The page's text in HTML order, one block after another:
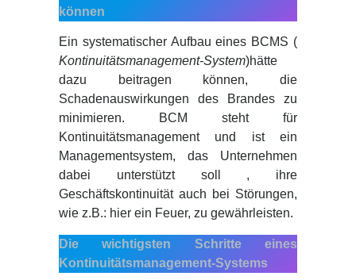
können
Ein systematischer Aufbau eines BCMS (
Kontinuitätsmanagement-System)hätte
dazu beitragen können, die
Schadenauswirkungen des Brandes zu
minimieren. BCM steht für
Kontinuitätsmanagement und ist ein
Managementsystem, das Unternehmen
dabei unterstützt soll , ihre
Geschäftskontinuität auch bei Störungen,
wie z.B.: hier ein Feuer, zu gewährleisten.
Die wichtigsten Schritte eines
Kontinuitätsmanagement-Systems